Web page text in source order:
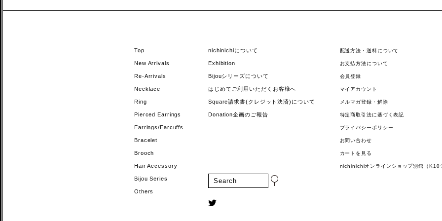
Top
New Arrivals
Re-Arrivals
Necklace
Ring
Pierced Earrings
Earrings/Earcuffs
Bracelet
Brooch
Hair Accessory
Bijou Series
Others
nichinichiについて
Exhibition
Bijouシリーズについて
はじめてご利用いただくお客様へ
Square請求書(クレジット決済)について
Donation企画のご報告
配送方法・送料について
お支払方法について
会員登録
マイアカウント
メルマガ登録・解除
特定商取引法に基づく表記
プライバシーポリシー
お問い合わせ
カートを見る
nichinichiオンラインショップ別館（K10